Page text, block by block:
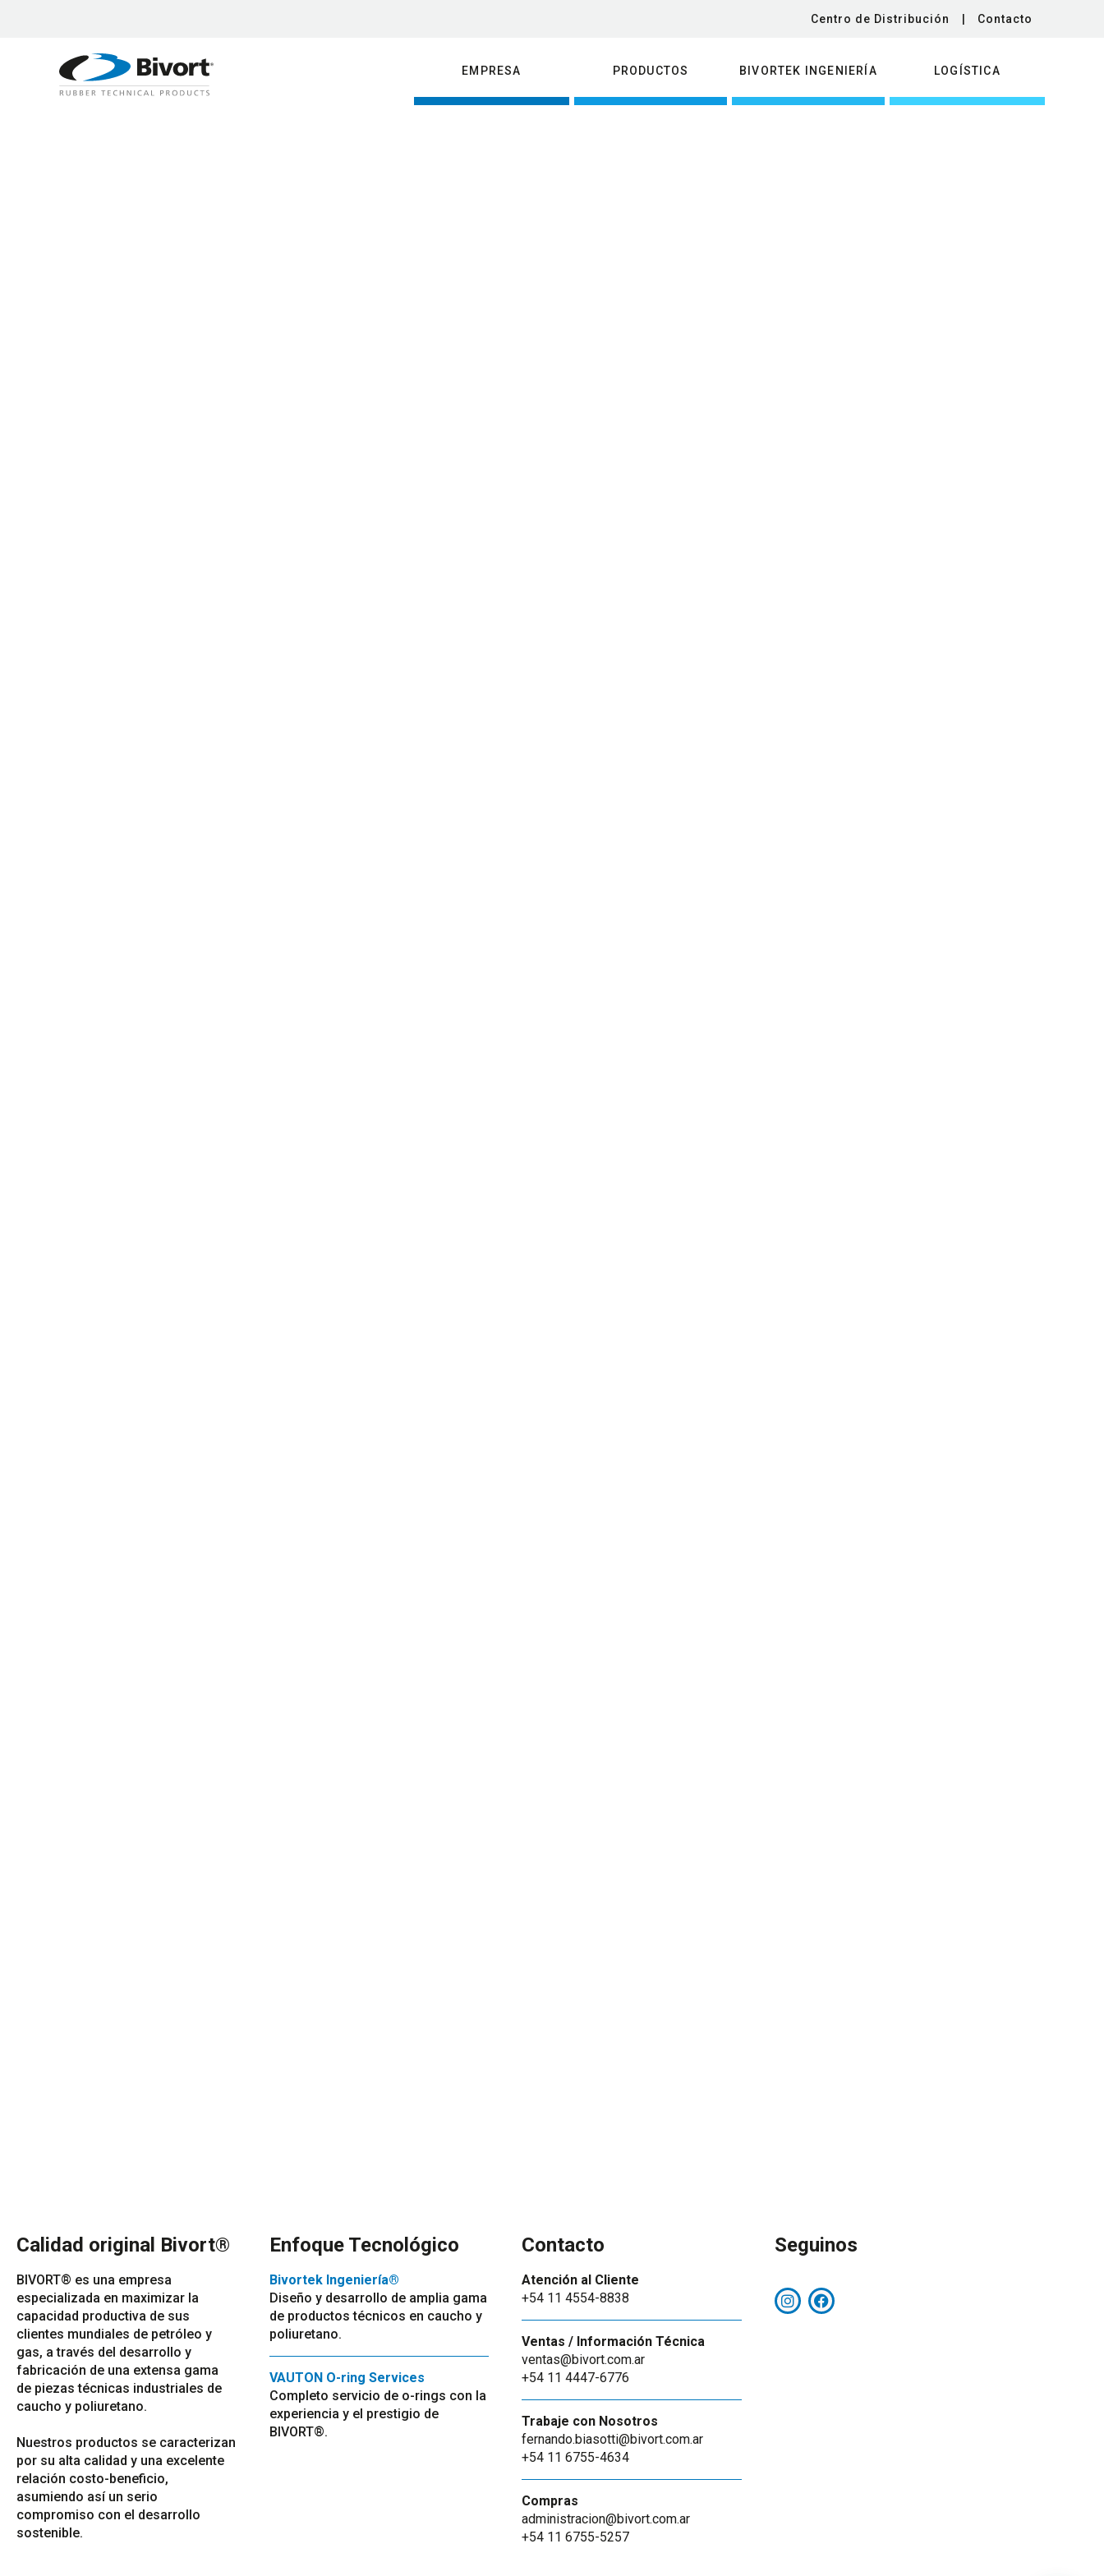
Centro de Distribución Contacto
EMPRESA PRODUCTOS BIVORTEK INGENIERÍA LOGÍSTICA
Calidad original Bivort®
BIVORT® es una empresa
especializada en maximizar la
capacidad productiva de sus
clientes mundiales de petróleo y
gas, a través del desarrollo y
fabricación de una extensa gama
de piezas técnicas industriales de
caucho y poliuretano.
Nuestros productos se caracterizan
por su alta calidad y una excelente
relación costo-beneficio,
asumiendo así un serio
compromiso con el desarrollo
sostenible.
Enfoque Tecnológico
Bivortek Ingeniería®
Diseño y desarrollo de amplia gama
de productos técnicos en caucho y
poliuretano.
VAUTON O-ring Services
Completo servicio de o-rings con la
experiencia y el prestigio de
BIVORT®.
Contacto
Atención al Cliente
+54 11 4554-8838
Ventas / Información Técnica
ventas@bivort.com.ar
+54 11 4447-6776
Trabaje con Nosotros
fernando.biasotti@bivort.com.ar
+54 11 6755-4634
Compras
administracion@bivort.com.ar
+54 11 6755-5257
Seguinos